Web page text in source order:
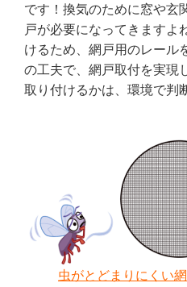
です！換気のために窓や玄
戸が必要になってきますよ
けるため、網戸用のレール
の工夫で、網戸取付を実現
取り付けるかは、環境で判
虫がとどまりにくい